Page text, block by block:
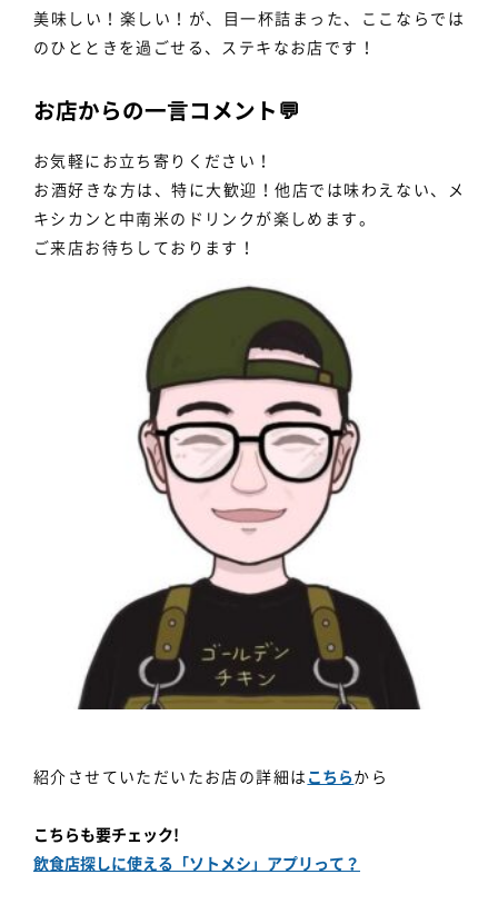
美味しい！楽しい！が、目一杯詰まった、ここならでは
のひとときを過ごせる、ステキなお店です！
お店からの一言コメント💬
お気軽にお立ち寄りください！
お酒好きな方は、特に大歓迎！他店では味わえない、メ
キシカンと中南米のドリンクが楽しめます。
ご来店お待ちしております！
紹介させていただいたお店の詳細は こちらから
こちらも要チェック!
飲食店探しに使える「ソトメシ」アプリって？